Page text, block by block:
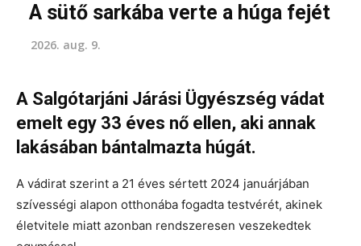
A sütő sarkába verte a húga fejét
2026. aug. 9.
A Salgótarjáni Járási Ügyészség vádat
emelt egy 33 éves nő ellen, aki annak
lakásában bántalmazta húgát.
A vádirat szerint a 21 éves sértett 2024 januárjában
szívességi alapon otthonába fogadta testvérét, akinek
életvitele miatt azonban rendszeresen veszekedtek